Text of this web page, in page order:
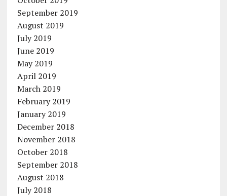
September 2019
August 2019
July 2019
June 2019
May 2019
April 2019
March 2019
February 2019
January 2019
December 2018
November 2018
October 2018
September 2018
August 2018
July 2018